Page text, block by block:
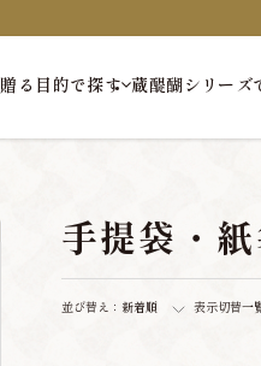
贈る目的で探す 蔵醍醐シリーズ
手提袋・
並び替え： 新着順 表示切替一